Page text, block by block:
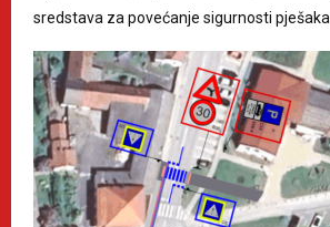
sredstava za povećanje sigurnosti pješaka